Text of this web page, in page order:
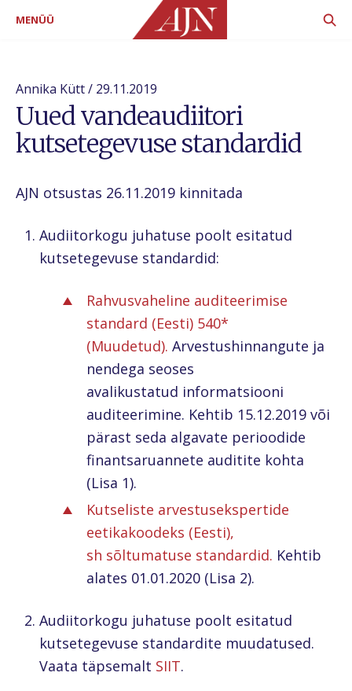
Annika Kütt / 29.11.2019
Uued vandeaudiitori
kutsetegevuse standardid
AJN otsustas 26.11.2019 kinnitada
Audiitorkogu juhatuse poolt esitatud
kutsetegevuse standardid:
Rahvusvaheline auditeerimise
standard (Eesti) 540*
(Muudetud). Arvestushinnangute ja
nendega seoses
avalikustatud informatsiooni
auditeerimine. Kehtib 15.12.2019 või
pärast seda algavate perioodide
finantsaruannete auditite kohta
(Lisa 1).
Kutseliste arvestusekspertide
eetikakoodeks (Eesti),
sh sõltumatuse standardid. Kehtib
alates 01.01.2020 (Lisa 2).
Audiitorkogu juhatuse poolt esitatud
kutsetegevuse standardite muudatused.
Vaata täpsemalt SIIT.
MENÜÜ